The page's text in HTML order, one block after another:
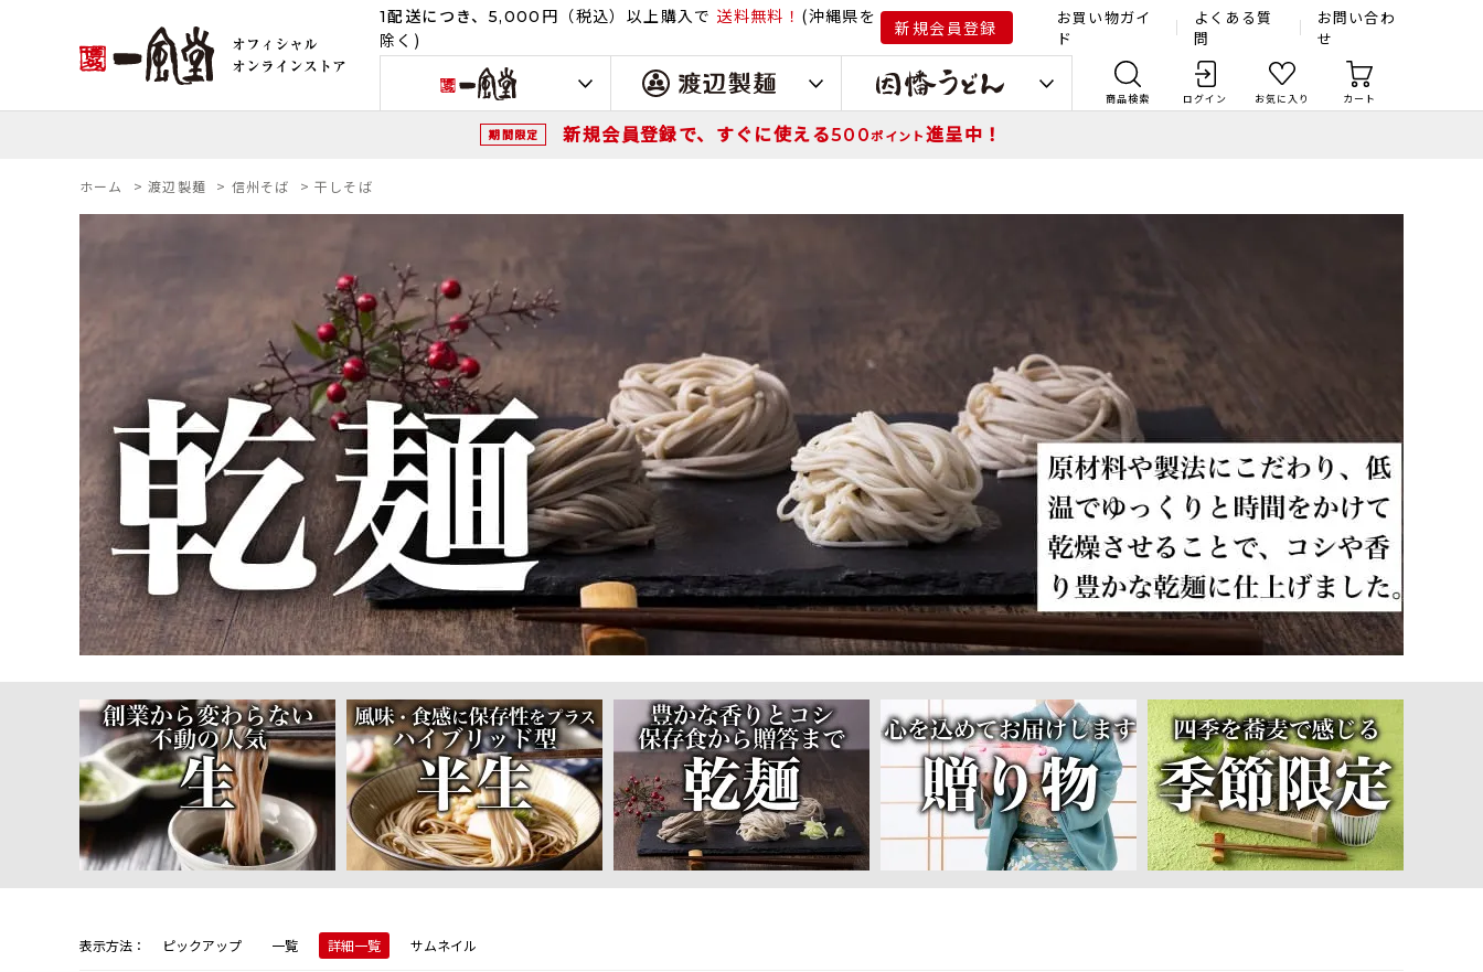
1配送につき、5,000 円（税込） 以上購入で 送料無料！ (沖縄県を
除く)
新規会員登録
お買い物ガイ
ド
よくある質
問
お問い合わ
せ
商品検索 ログイン お気に入り カート
期間限定 新規会員登録で、すぐに使える500ポイント進呈中！
ホーム >渡辺製麺 > 信州そば >干しそば
表示方法： ピックアップ 一覧 詳細一覧 サムネイル